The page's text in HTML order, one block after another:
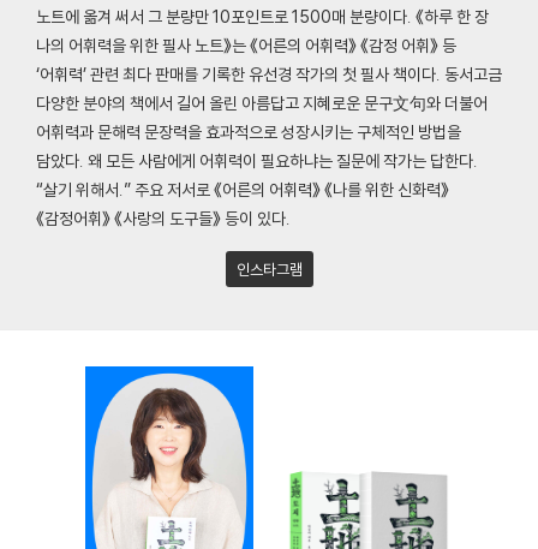
노트에 옮겨 써서 그 분량만 10포인트로 1500매 분량이다. 《하루 한 장
나의 어휘력을 위한 필사 노트》는 《어른의 어휘력》 《감정 어휘》 등
‘어휘력’ 관련 최다 판매를 기록한 유선경 작가의 첫 필사 책이다. 동서고금
다양한 분야의 책에서 길어 올린 아름답고 지혜로운 문구文句와 더불어
어휘력과 문해력 문장력을 효과적으로 성장시키는 구체적인 방법을
담았다. 왜 모든 사람에게 어휘력이 필요하냐는 질문에 작가는 답한다.
“살기 위해서.” 주요 저서로 《어른의 어휘력》 《나를 위한 신화력》
《감정어휘》 《사랑의 도구들》 등이 있다.
인스타그램